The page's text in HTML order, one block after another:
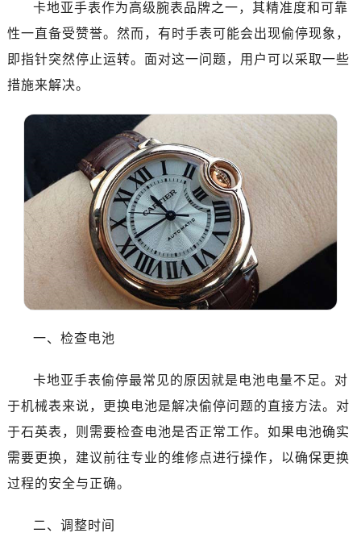
卡地亚手表作为高级腕表品牌之一，其精准度和可靠
性一直备受赞誉。然而，有时手表可能会出现偷停现象，
即指针突然停止运转。面对这一问题，用户可以采取一些
措施来解决。
一、检查电池
卡地亚手表偷停最常见的原因就是电池电量不足。对
于机械表来说，更换电池是解决偷停问题的直接方法。对
于石英表，则需要检查电池是否正常工作。如果电池确实
需要更换，建议前往专业的维修点进行操作，以确保更换
过程的安全与正确。
二、调整时间